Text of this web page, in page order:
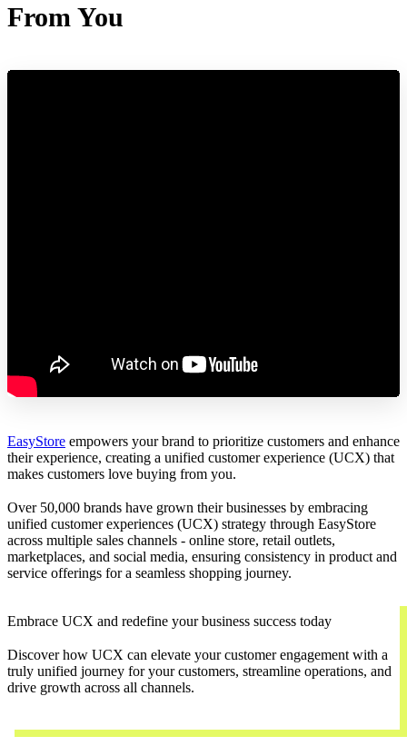
From You
EasyStore empowers your brand to prioritize customers and enhance
their experience, creating a unified customer experience (UCX) that
makes customers love buying from you.
Over 50,000 brands have grown their businesses by embracing
unified customer experiences (UCX) strategy through EasyStore
across multiple sales channels - online store, retail outlets,
marketplaces, and social media, ensuring consistency in product and
service offerings for a seamless shopping journey.
Embrace UCX and redefine your business success today
Discover how UCX can elevate your customer engagement with a
truly unified journey for your customers, streamline operations, and
drive growth across all channels.